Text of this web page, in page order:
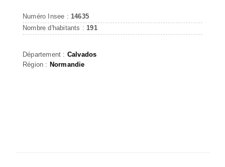
Numéro Insee : 14635
Nombre d'habitants : 191
Département : Calvados
Région : Normandie